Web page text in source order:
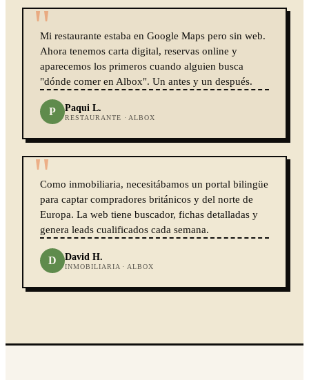
"
Mi restaurante estaba en Google Maps pero sin web.
Ahora tenemos carta digital, reservas online y
aparecemos los primeros cuando alguien busca
"dónde comer en Albox". Un antes y un después.
P Paqui L.
RESTAURANTE · ALBOX
"
Como inmobiliaria, necesitábamos un portal bilingüe
para captar compradores británicos y del norte de
Europa. La web tiene buscador, fichas detalladas y
genera leads cualificados cada semana.
D David H.
INMOBILIARIA · ALBOX